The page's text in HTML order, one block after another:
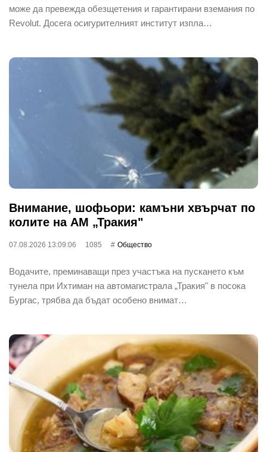
може да превежда обезщетения и гарантирани вземания по
Revolut. Досега осигурителният институт изпла…
Внимание, шофьори: камъни хвърчат по
колите на АМ „Тракия"
07.08.2026 13:09:06 1085 Общество
Водачите, преминаващи през участъка на пускането към
тунела при Ихтиман на автомагистрала „Тракия" в посока
Бургас, трябва да бъдат особено внимат…